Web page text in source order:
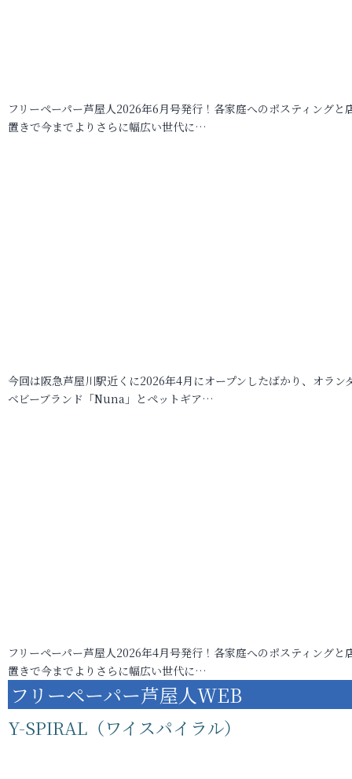
フリーペーパー芦屋人2026年6月号発行！各家庭へのポスティングと
置きで今までよりさらに幅広い世代に…
今回は阪急芦屋川駅近くに2026年4月にオープンしたばかり、オラン
ベビーブランド「Nuna」とペットギア…
フリーペーパー芦屋人2026年4月号発行！各家庭へのポスティングと
置きで今までよりさらに幅広い世代に…
フリーペーパー芦屋人WEB
Y-SPIRAL（ワイスパイラル）